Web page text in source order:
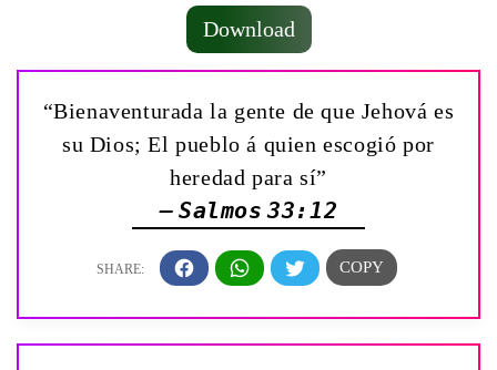
Download
“Bienaventurada la gente de que Jehová es
su Dios; El pueblo á quien escogió por
heredad para sí”
— Salmos 33:12